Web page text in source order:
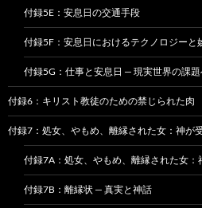
付録5E：安息日の交通手段
付録5F：安息日におけるテクノロジーと
付録5G：仕事と安息日 — 現実世界の課
付録6：キリスト教徒のための禁じられた肉
付録7：処女、やもめ、離縁された女：神が
付録7A：処女、やもめ、離縁された女：
付録7B：離縁状 — 真実と神話